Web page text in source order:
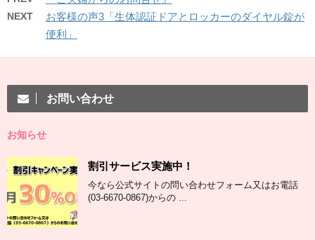
NEXT
お客様の声3「生体認証ドアとロッカーのダイヤル錠が
便利」
お問い合わせ
お知らせ
割引サービス実施中！
今なら公式サイトの問い合わせフォーム又はお電話
(03-6670-0867)からの ...